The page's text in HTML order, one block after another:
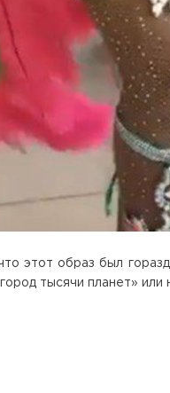
этот образ был
тысячи планет» или